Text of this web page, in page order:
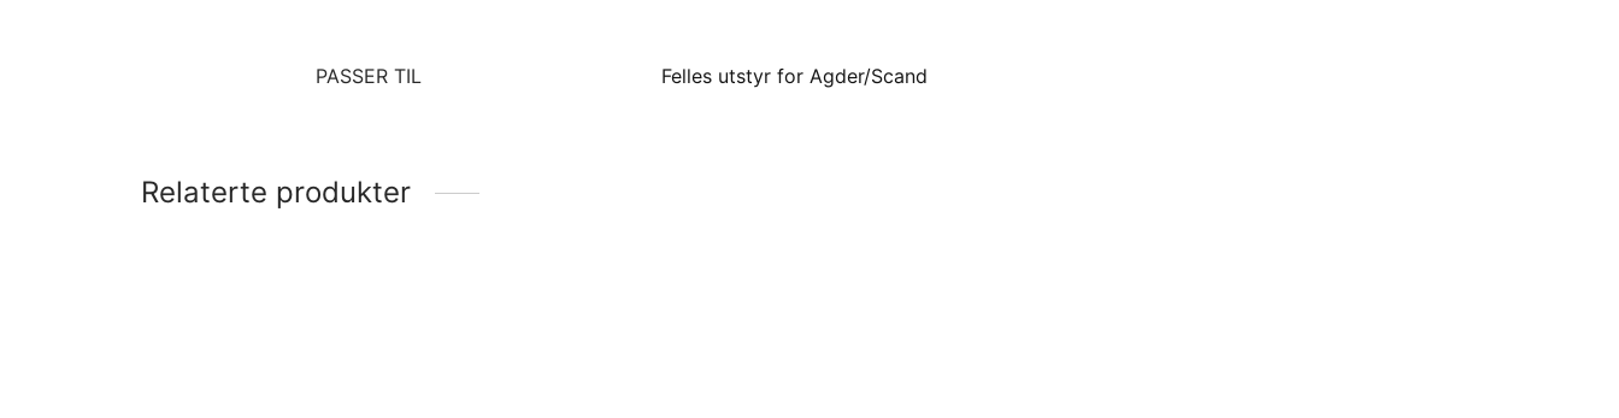
PASSER TIL Felles utstyr for Agder/Scand
Relaterte produkter